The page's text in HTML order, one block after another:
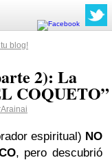
blog!
2): La
COQUETO”
espiritual) NO
, pero descubrió